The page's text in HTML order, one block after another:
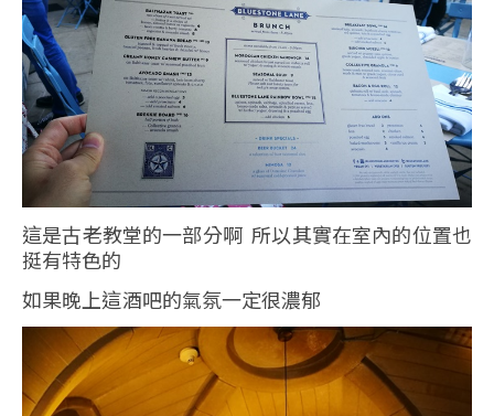
這是古老教堂的一部分啊 所以其實在室內的位置也
挺有特色的
如果晚上這酒吧的氣氛一定很濃郁